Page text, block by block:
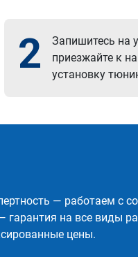
2
Запишитесь на
приезжайте к
установку
— работаем с
гарантия на все виды
цены.